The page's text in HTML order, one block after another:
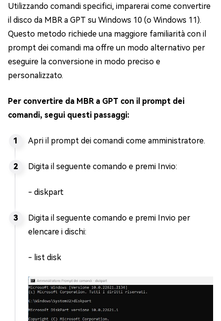
Utilizzando comandi specifici, imparerai come convertire
il disco da MBR a GPT su Windows 10 (o Windows 11).
Questo metodo richiede una maggiore familiarità con il
prompt dei comandi ma offre un modo alternativo per
eseguire la conversione in modo preciso e
personalizzato.
Per convertire da MBR a GPT con il prompt dei
comandi, segui questi passaggi:
Apri il prompt dei comandi come amministratore.
Digita il seguente comando e premi Invio:
- diskpart
Digita il seguente comando e premi Invio per
elencare i dischi:
- list disk